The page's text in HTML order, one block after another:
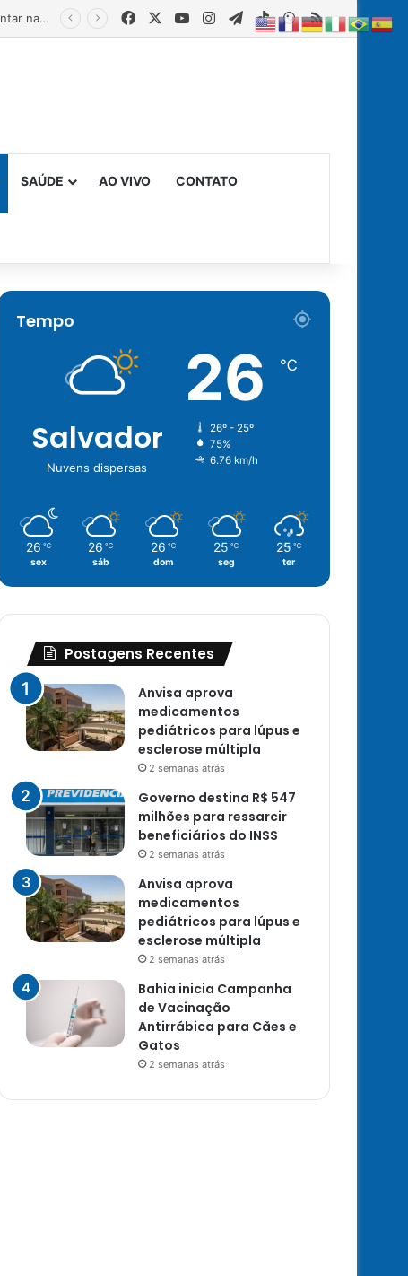
FacebookYouTubeInstagram
Telegram
TikTokWhatsApp
RSS
SAÚDE AO VIVO CONTATO
Tempo
Salvador
Nuvens dispersas
26 ℃
26º - 25º
75%
6.76 km/h
26 ℃
sex
26 ℃
sáb
26 ℃
dom
25 ℃
seg
25 ℃
ter
Postagens Recentes
Anvisa aprova
medicamentos
pediátricos para lúpus e
esclerose múltipla
2 semanas atrás
Governo destina R$ 547
milhões para ressarcir
beneficiários do INSS
2 semanas atrás
Anvisa aprova
medicamentos
pediátricos para lúpus e
esclerose múltipla
2 semanas atrás
Bahia inicia Campanha
de Vacinação
Antirrábica para Cães e
Gatos
2 semanas atrás